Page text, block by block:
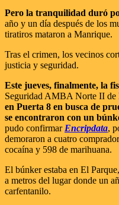
Pero la tranquilidad duró
año y un día después de los
tiratiros mataron a Manrique.
Tras el crimen, los vecinos
justicia y seguridad.
Este jueves, finalmente, la
Seguridad AMBA Norte II de
en Puerta 8 en busca de
se encontraron con un
pudo confirmar Encripdata,
demoraron a cuatro
cocaína y 598 de marihuana.
El búnker estaba en El
a metros del lugar donde un
carfentanilo.